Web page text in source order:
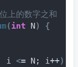
上的数字之和
(int N )
{
i <= N; i++)